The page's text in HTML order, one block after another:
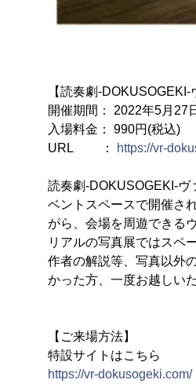
【読奏劇-
開催期間： 2022年5月27
入場料金： 990円(税込)
URL ：
https://vr-
読奏劇-DOKUSOGEKI-ヴ
ベントスペースで開催さ
がら、会場を周遊できる
リアルの写真展ではスペ
作者の解説等、写真以外
かった方、一度お越しい
【ご来場方法】
特設サイトはこちら
https://vr-dokusogeki.com/